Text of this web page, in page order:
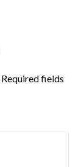
Required fields